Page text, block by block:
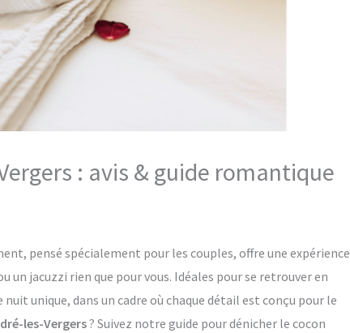
: avis & guide romantique
pensé spécialement pour les couples, offre une expérience
jacuzzi rien que pour vous. Idéales pour se retrouver en
unique, dans un cadre où chaque détail est conçu pour le
les-Vergers? Suivez notre guide pour dénicher le cocon